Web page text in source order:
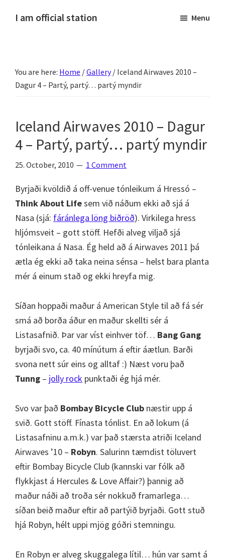
I am official station
fréttir
af
annað
skemmtilegt
:)
Menu
You are here: Home /Gallery / Iceland Airwaves 2010 –
Dagur 4 – Partý, partý… partý myndir
Iceland Airwaves 2010 – Dagur
4 – Partý, partý… partý myndir
25. October, 2010 1 Comment
Byrjaði kvöldið á off-venue tónleikum á Hressó –
Think About Lifesem við náðum ekki að sjá á
Nasa (sjá: fáránlega löng biðröð). Virkilega hress
hljómsveit – gott stöff. Hefði alveg viljað sjá
tónleikana á Nasa. Ég held að á Airwaves 2011 þá
ætla ég ekki að taka neina sénsa – helst bara planta
mér á einum stað og ekki hreyfa mig.
Síðan hoppaði maður á American Style til að fá sér
smá að borða áður en maður skellti sér á
Listasafnið. Þar var víst einhver töf… Bang Gang
byrjaði svo, ca. 40 mínútum á eftir áætlun. Barði
svona nett súr eins og alltaf :) Næst voru það
Tunng – jolly rock punktaði ég hjá mér.
Svo var það Bombay Bicycle Club næstir upp á
svið. Gott stöff. Fínasta tónlist. En að lokum (á
Listasafninu a.m.k.) var það stærsta atriði Iceland
Airwaves ’10 – Robyn. Salurinn tæmdist töluvert
eftir Bombay Bicycle Club (kannski var fólk að
flykkjast á Hercules & Love Affair?) þannig að
maður náði að troða sér nokkuð framarlega…
síðan beið maður eftir að partýið byrjaði. Gott stuð
hjá Robyn, hélt uppi mjög góðri stemningu.
En Robyn er alveg skuggalega lítil… hún var samt á